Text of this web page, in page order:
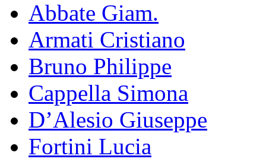
Abbate Giam.
Armati Cristiano
Bruno Philippe
Cappella Simona
D’Alesio Giuseppe
Fortini Lucia